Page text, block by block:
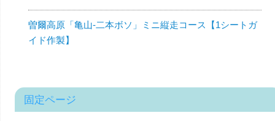
曽爾高原「亀山-二本ボソ」ミニ縦走コース【1シートガ
イド作製】
固定ページ